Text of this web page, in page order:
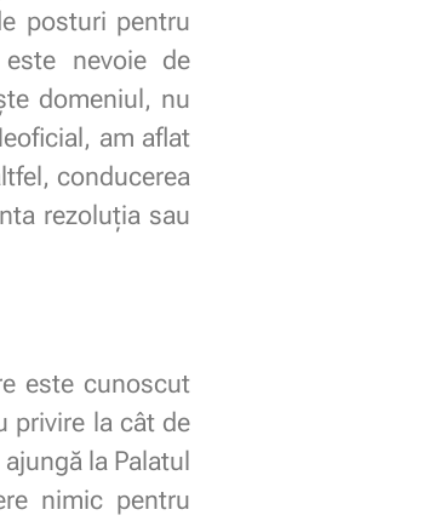
posturi pentru
nevoie de
domeniul, nu
am aflat
conducerea
rezoluția sau
este cunoscut
privire la cât de
la Palatul
nimic pentru